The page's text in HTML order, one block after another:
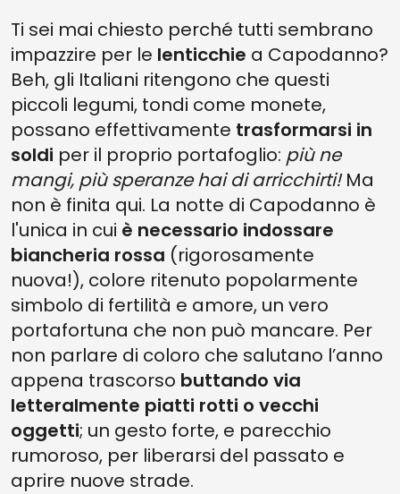
Ti sei mai chiesto perché tutti sembrano
impazzire per le lenticchie a Capodanno?
Beh, gli Italiani ritengono che questi
piccoli legumi, tondi come monete,
possano effettivamente trasformarsi in
soldi per il proprio portafoglio: più ne
mangi, più speranze hai di arricchirti!Ma
non è finita qui. La notte di Capodanno è
l'unica in cui è necessario indossare
biancheria rossa (rigorosamente
nuova!), colore ritenuto popolarmente
simbolo di fertilità e amore, un vero
portafortuna che non può mancare. Per
non parlare di coloro che salutano l’anno
appena trascorso buttando via
letteralmente piatti rotti o vecchi
oggetti; un gesto forte, e parecchio
rumoroso, per liberarsi del passato e
aprire nuove strade.